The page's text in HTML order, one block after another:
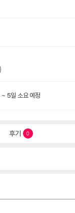
5일 소요 예정
후기 0